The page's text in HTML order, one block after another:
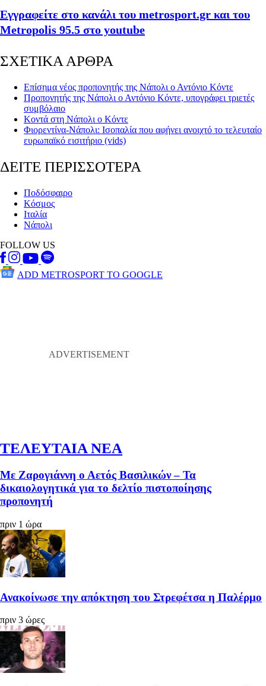
Εγγραφείτε στο κανάλι του metrosport.gr και του
Metropolis 95.5 στο youtube
ΣΧΕΤΙΚΑ ΑΡΘΡΑ
Επίσημα νέος προπονητής της Νάπολι ο Αντόνιο Κόντε
Προπονητής της Νάπολι ο Αντόνιο Κόντε, υπογράφει τριετές
συμβόλαιο
Κοντά στη Νάπολι ο Κόντε
Φιορεντίνα-Νάπολι: Ισοπαλία που αφήνει ανοιχτό το τελευταίο
ευρωπαϊκό εισιτήριο (vids)
ΔΕΙΤΕ ΠΕΡΙΣΣΟΤΕΡΑ
Ποδόσφαιρο
Κόσμος
Ιταλία
Νάπολι
FOLLOW US
ADD METROSPORT TO GOOGLE
ΤΕΛΕΥΤΑΙΑ ΝΕΑ
Με Ζαρογιάννη ο Αετός Βασιλικών – Τα
δικαιολογητικά για το δελτίο πιστοποίησης
προπονητή
πριν 1 ώρα
Ανακοίνωσε την απόκτηση του Στρεφέτσα η Παλέρμο
πριν 3 ώρες